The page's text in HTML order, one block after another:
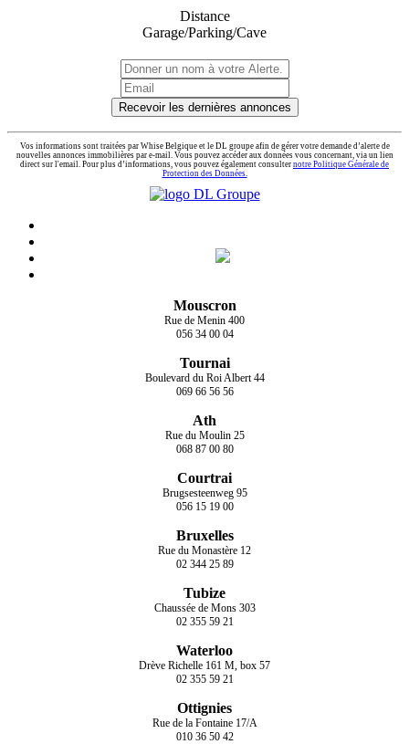
Distance
Garage/Parking/Cave
Recevoir les dernières annonces
Vos informations sont traitées par Whise Belgique et le DL groupe afin de gérer votre demande d’alerte de
nouvelles annonces immobilières par e-mail. Vous pouvez accéder aux données vous concernant, via un lien
direct sur l'email. Pour plus d’informations, vous pouvez également consulter notre Politique Générale de
Protection des Données.
Mouscron
Rue de Menin 400
056 34 00 04
Tournai
Boulevard du Roi Albert 44
069 66 56 56
Ath
Rue du Moulin 25
068 87 00 80
Courtrai
Brugsesteenweg 95
056 15 19 00
Bruxelles
Rue du Monastère 12
02 344 25 89
Tubize
Chaussée de Mons 303
02 355 59 21
Waterloo
Drève Richelle 161 M, box 57
02 355 59 21
Ottignies
Rue de la Fontaine 17/A
010 36 50 42